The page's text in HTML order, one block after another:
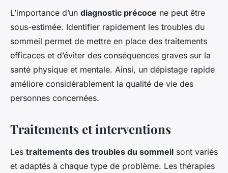
L’importance d’un diagnostic précoce ne peut être
sous-estimée. Identifier rapidement les troubles du
sommeil permet de mettre en place des traitements
efficaces et d’éviter des conséquences graves sur la
santé physique et mentale. Ainsi, un dépistage rapide
améliore considérablement la qualité de vie des
personnes concernées.
Traitements et interventions
Les traitements des troubles du sommeil sont variés
et adaptés à chaque type de problème. Les thérapies